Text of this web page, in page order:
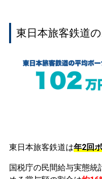
東日本旅客鉄道
東日本旅客鉄道は年2回
国税庁の民間給与実態統